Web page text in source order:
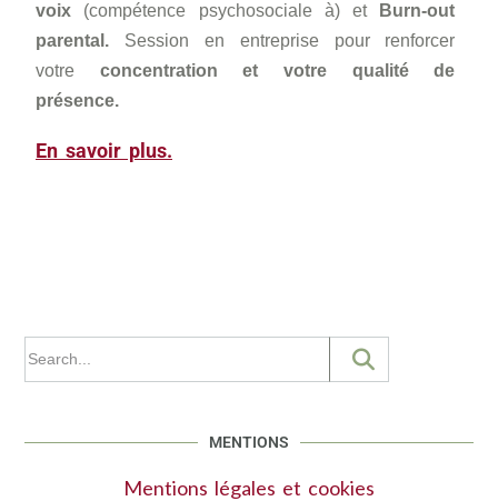
voix (compétence psychosociale à) etBurn-out
parental. Session en entreprise pour renforcer
votre concentration et votre qualité de
présence.
En savoir plus.
MENTIONS
Mentions légales et cookies